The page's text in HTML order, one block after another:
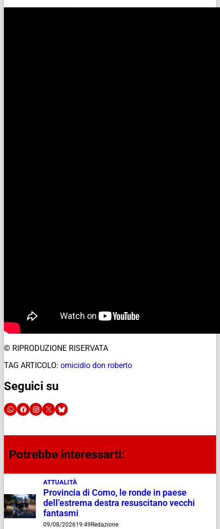
© RIPRODUZIONE RISERVATA
TAG ARTICOLO: omicidio don roberto
Seguici su
Potrebbe interessarti:
ATTUALITÀ
Provincia di Como, le ronde in paese
dell’estrema destra resuscitano vecchi
fantasmi
09/08/202619:49 Redazione